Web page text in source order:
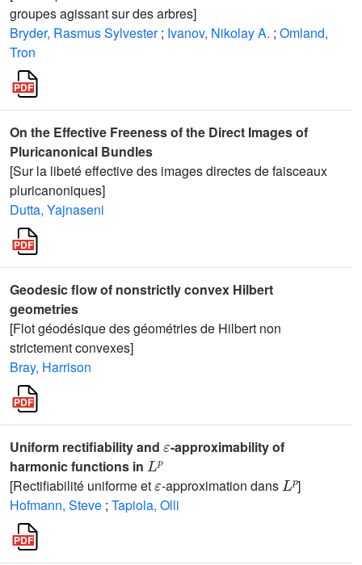
groupes agissant sur des arbres]
Bryder, Rasmus Sylvester ; Ivanov, Nikolay A. ; Omland,
Tron
On the Effective Freeness of the Direct Images of
Pluricanonical Bundles
[Sur la libeté effective des images directes de faisceaux
pluricanoniques]
Dutta, Yajnaseni
Geodesic flow of nonstrictly convex Hilbert
geometries
[Flot géodésique des géométries de Hilbert non
strictement convexes]
Bray, Harrison
Uniform rectifiability and
-approximability of
harmonic functions in
Lp
[Rectifiabilité uniforme et
ε
-approximation dans
]
Hofmann, Steve ; Tapiola, Olli